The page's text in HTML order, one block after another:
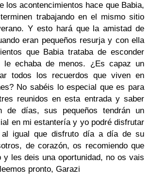
los acontencimientos hace que Babia,
trabajando en el mismo sitio
Y esto hará que la amistad de
eran pequeños resurja y con ella
que Babia trataba de esconder
le echaba de menos. ¿Es capaz un
todos los recuerdos que viven en
No sabéis lo especial que es para
reunidos en esta entrada y saber
de días, sus pequeños tendrán un
en mi estantería y yo podré disfrutar
igual que disfruto día a día de su
de corazón, os recomiendo que
y les deis una oportunidad, no os vais
pronto, Garazi